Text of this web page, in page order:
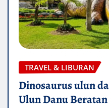
TRAVEL & LIBURAN
Dinosaurus ulun
Ulun Danu